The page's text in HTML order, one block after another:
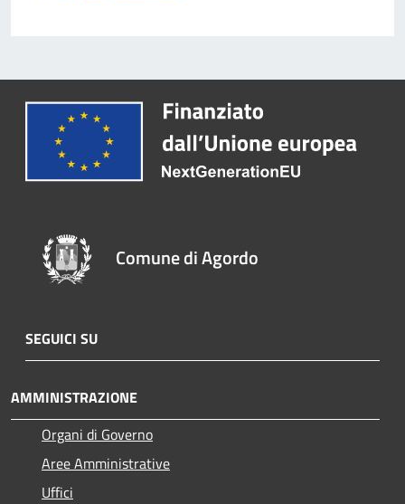
Comune di Agordo
SEGUICI SU
AMMINISTRAZIONE
Organi di Governo
Aree Amministrative
Uffici